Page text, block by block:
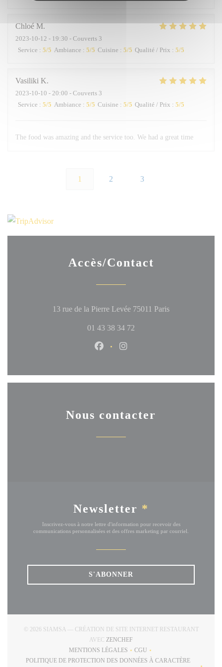
Chloé M
2023-10-12 - 19:30 - Couverts 3
Service : 5/5 Ambiance : 5/5 Cuisine : 5/5 Qualité / Prix : 5/5
Vasiliki K
2023-10-10 - 20:00 - Couverts 3
Service : 5/5 Ambiance : 5/5 Cuisine : 5/5 Qualité / Prix : 5/5
The food was amazing and the service too. We had a great time
1 2 3
Accès/Contact
13 rue de la Pierre Levée 75011 Paris((ouvre une
01 43 38 34 72
Facebook ((ouvre une nouvelle
Nous contacter
Newsletter *
Inscrivez-vous à notre lettre d'information pour recevoir des
communications personnalisées et des offres marketing par courriel.
S'ABONNER
© 2026 SIAMSA — CRÉATION DE SITE INTERNET RESTAURANT
AVEC ZENCHEF
MENTIONS LÉGALES
CGU
POLITIQUE DE PROTECTION DES DONNÉES À CARACTÈRE